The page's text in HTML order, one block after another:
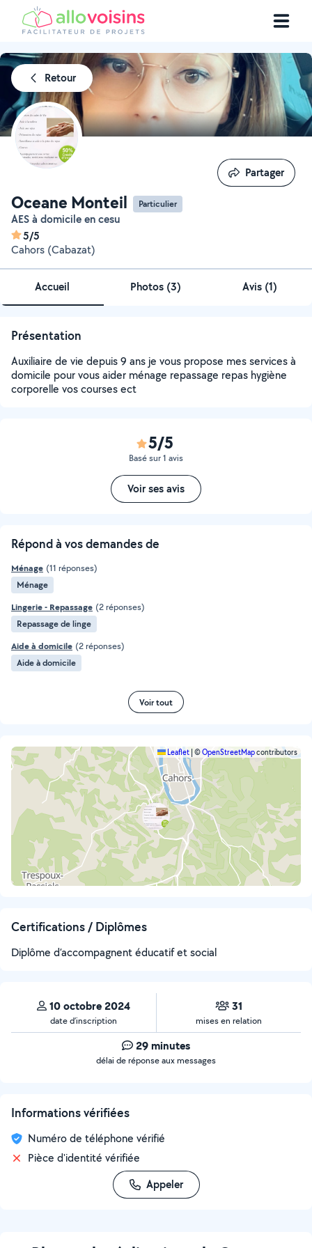
Retour
Oceane Monteil Particulier
AES à domicile en cesu
5/5
Cahors (Cabazat)
Partager
Partager
Accueil Photos (3) Avis (1)
Présentation
Auxiliaire de vie depuis 9 ans je vous propose mes services à
domicile pour vous aider ménage repassage repas hygiène
corporelle vos courses ect
5/5
Basé sur 1 avis
Voir ses avis
Répond à vos demandes de
Ménage (11 réponses)
Ménage
Lingerie - Repassage (2 réponses)
Repassage de linge
Aide à domicile (2 réponses)
Aide à domicile
Voir tout
Leaflet ©OpenStreetMapcontributors
Certifications / Diplômes
Diplôme d’accompagnent éducatif et social
10 octobre 2024
date d’inscription
31
mises en relation
29 minutes
délai de réponse aux messages
Informations vérifiées
Numéro de téléphone vérifié
Pièce d'identité vérifiée
Appeler